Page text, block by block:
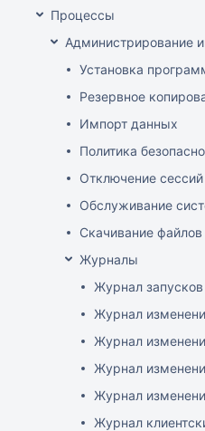
Процессы
Администрирование и
Установка
Резервное
Импорт данных
Политика
Отключение сессий
Обслуживание
Скачивание файлов
Журналы
Журнал запусков
Журнал
Журнал
Журнал
Журнал
Журнал